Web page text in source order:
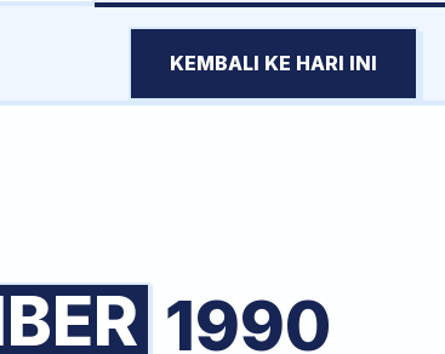
KEMBALI KE HARI INI
1990